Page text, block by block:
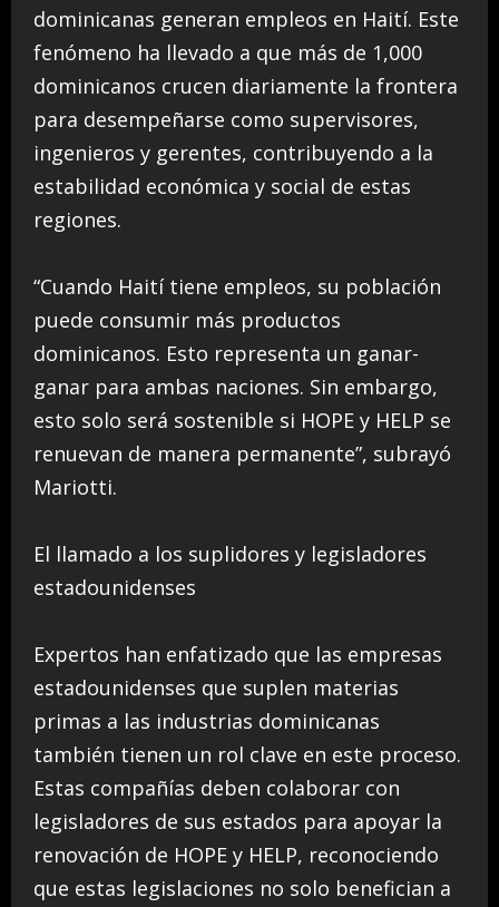
dominicanas generan empleos en Haití. Este
fenómeno ha llevado a que más de 1,000
dominicanos crucen diariamente la frontera
para desempeñarse como supervisores,
ingenieros y gerentes, contribuyendo a la
estabilidad económica y social de estas
regiones.
“Cuando Haití tiene empleos, su población
puede consumir más productos
dominicanos. Esto representa un ganar-
ganar para ambas naciones. Sin embargo,
esto solo será sostenible si HOPE y HELP se
renuevan de manera permanente”, subrayó
Mariotti.
El llamado a los suplidores y legisladores
estadounidenses
Expertos han enfatizado que las empresas
estadounidenses que suplen materias
primas a las industrias dominicanas
también tienen un rol clave en este proceso.
Estas compañías deben colaborar con
legisladores de sus estados para apoyar la
renovación de HOPE y HELP, reconociendo
que estas legislaciones no solo benefician a